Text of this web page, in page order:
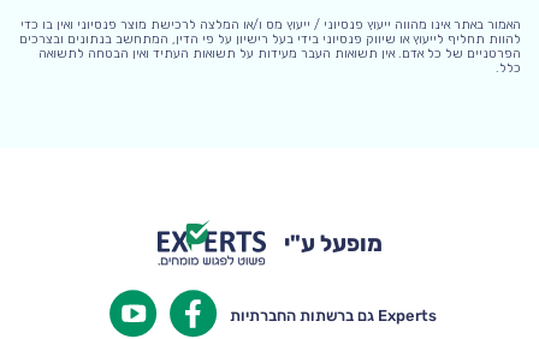
האמור באתר אינו מהווה ייעוץ פנסיוני / ייעוץ מס ו/או המלצה לרכישת מוצר פנסיוני ואין בו כדי
להוות תחליף לייעוץ או שיווק פנסיוני בידי בעל רישיון על פי הדין, המתחשב בנתונים ובצרכים
הפרטניים של כל אדם. אין תשואות העבר מעידות על תשואות העתיד ואין הבטחה לתשואה
כלל.
מופעל ע"י
Experts גם ברשתות החברתיות